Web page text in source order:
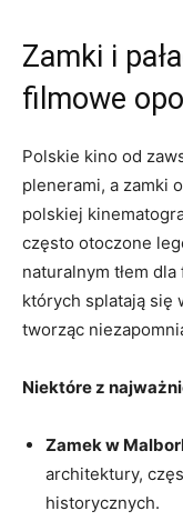
Zamki i
filmowe
Polskie‌ kino od
plenerami, a zamki
polskiej
często otoczone
naturalnym tłem
których ‌splatają ⁢się
tworząc
Niektóre z⁢
Zamek w
architektury,
historycznych.